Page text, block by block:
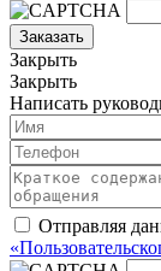
Заказать
Закрыть
Закрыть
Написать
Отправляя